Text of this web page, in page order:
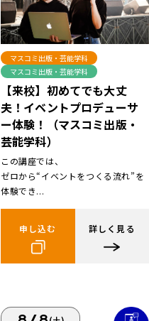
マスコミ出版・芸能学科
マスコミ出版・芸能学科
【来校】初めてでも大丈
夫！イベントプロデューサ
ー体験！（マスコミ出版・
芸能学科）
この講座では、
ゼロから“イベントをつくる流れ”を
体験でき...
申し込む 詳しく見る